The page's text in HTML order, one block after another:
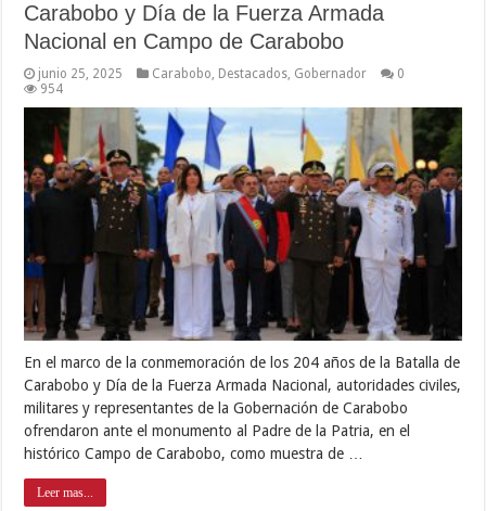
Carabobo y Día de la Fuerza Armada
Nacional en Campo de Carabobo
junio 25, 2025 Carabobo, Destacados, Gobernador
0
954
En el marco de la conmemoración de los 204 años de la Batalla de
Carabobo y Día de la Fuerza Armada Nacional, autoridades civiles,
militares y representantes de la Gobernación de Carabobo
ofrendaron ante el monumento al Padre de la Patria, en el
histórico Campo de Carabobo, como muestra de …
Leer mas...